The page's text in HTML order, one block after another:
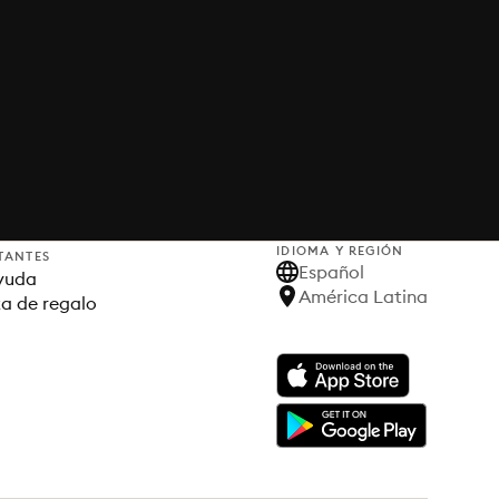
de regalo
IDIOMA Y REGIÓN
Español
América Latina